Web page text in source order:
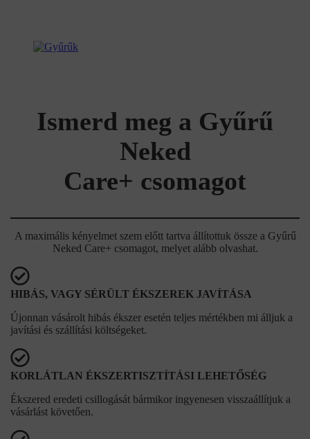
Ismerd meg a Gyűrű
Neked
Care+ csomagot
A maximális kényelmet szem előtt tartva állítottuk össze a Gyűrű
Neked Care+ csomagot, melyet alább olvashat.
HIBÁS, VAGY SÉRÜLT ÉKSZEREK JAVÍTÁSA
Újonnan vásárolt hibás ékszer esetén teljes mértékben mi álljuk a
javítási és szállítási költségeket.
KORLÁTLAN ÉKSZERTISZTÍTÁSI LEHETŐSÉG
Ékszered eredeti csillogását bármikor ingyenesen visszaállítjuk a
vásárlást követően.